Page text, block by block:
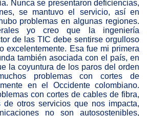
Nunca se presentaron deficiencias,
se mantuvo el servicio, así en
problemas en algunas regiones.
yo creo que la ingeniería
de las TIC debe sentirse orgulloso
excelentemente. Esa fue mi primera
también asociada con el país, en
la coyuntura de los paros del orden
problemas con cortes de
en el Occidente colombiano.
con cortes de cables de fibra,
de otros servicios que nos impacta,
no son autosostenibles,